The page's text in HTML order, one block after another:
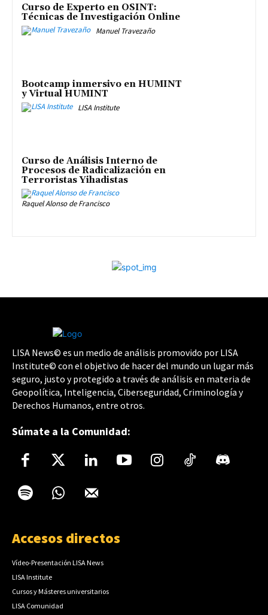
Curso de Experto en OSINT:
Técnicas de Investigación Online
Manuel Travezaño
Bootcamp inmersivo en HUMINT
y Virtual HUMINT
LISA Institute
Curso de Análisis Interno de
Procesos de Radicalización en
Terroristas Yihadistas
Raquel Alonso de Francisco
LISA News© es un medio de análisis promovido por LISA
Institute© con el objetivo de hacer del mundo un lugar más
seguro, justo y protegido a través de análisis en materia de
Geopolítica, Inteligencia, Ciberseguridad, Criminología y
Derechos Humanos, entre otros.
Súmate a la Comunidad:
Accesos directos
Vídeo-Presentación LISA News
LISA Institute
Cursos y Másteres universitarios
LISA Comunidad